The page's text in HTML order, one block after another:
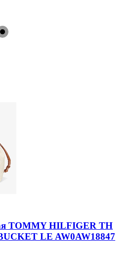
TOMMY HILFIGER TH
LE AW0AW18847